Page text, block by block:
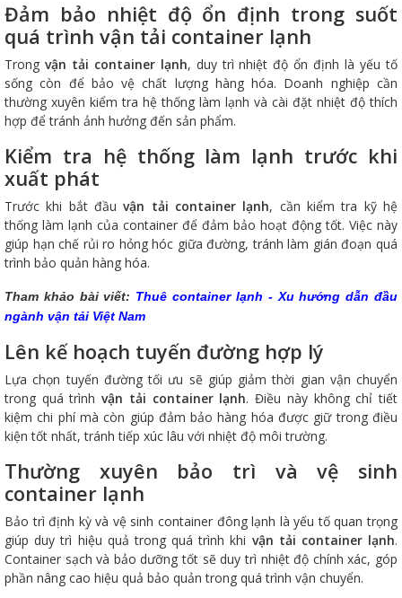
Đảm bảo nhiệt độ ổn định trong suốt
quá trình vận tải container lạnh
Trong vận tải container lạnh, duy trì nhiệt độ ổn định là yếu tố
sống còn để bảo vệ chất lượng hàng hóa. Doanh nghiệp cần
thường xuyên kiểm tra hệ thống làm lạnh và cài đặt nhiệt độ thích
hợp để tránh ảnh hưởng đến sản phẩm.
Kiểm tra hệ thống làm lạnh trước khi
xuất phát
Trước khi bắt đầuvận tải container lạnh, cần kiểm tra kỹ hệ
thống làm lạnh của container để đảm bảo hoạt động tốt. Việc này
giúp hạn chế rủi ro hỏng hóc giữa đường, tránh làm gián đoạn quá
trình bảo quản hàng hóa.
Tham khảo bài viết: Thuê container lạnh - Xu hướng dẫn đầu
ngành vận tải Việt Nam
Lên kế hoạch tuyến đường hợp lý
Lựa chọn tuyến đường tối ưu sẽ giúp giảm thời gian vận chuyển
trong quá trìnhvận tải container lạnh. Điều này không chỉ tiết
kiệm chi phí mà còn giúp đảm bảo hàng hóa được giữ trong điều
kiện tốt nhất, tránh tiếp xúc lâu với nhiệt độ môi trường.
Thường xuyên bảo trì và vệ sinh
container lạnh
Bảo trì định kỳ và vệ sinh container đông lạnh là yếu tố quan trọng
giúp duy trì hiệu quả trong quá trình khi vận tải container lạnh.
Container sạch và bảo dưỡng tốt sẽ duy trì nhiệt độ chính xác, góp
phần nâng cao hiệu quả bảo quản trong quá trình vận chuyển.